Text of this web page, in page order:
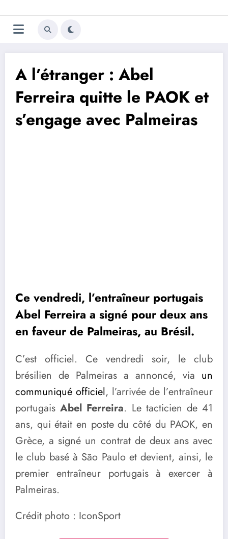
au
contenu
Trivela
L'actualité du football
A l’étranger : Abel
Ferreira quitte le PAOK et
s’engage avec Palmeiras
Ce vendredi, l’entraîneur portugais
Abel Ferreira a signé pour deux ans
en faveur de Palmeiras, au Brésil.
C’est officiel. Ce vendredi soir, le club
brésilien de Palmeiras a annoncé, via un
communiqué officiel, l’arrivée de l’entraîneur
portugaisAbel Ferreira. Le tacticien de 41
ans, qui était en poste du côté du PAOK, en
Grèce, a signé un contrat de deux ans avec
le club basé à São Paulo et devient, ainsi, le
premier entraîneur portugais à exercer à
Palmeiras.
Crédit photo : IconSport